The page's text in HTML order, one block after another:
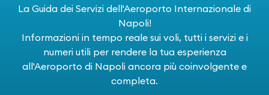
La Guida dei Servizi dell'Aeroporto Internazionale di
Napoli!
Informazioni in tempo reale sui voli, tutti i servizi e i
numeri utili per rendere la tua esperienza
all'Aeroporto di Napoli ancora più coinvolgente e
completa.